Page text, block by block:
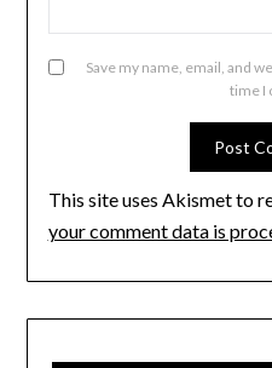
Save my name, email, and
time I
This site uses Akismet to
your comment data is